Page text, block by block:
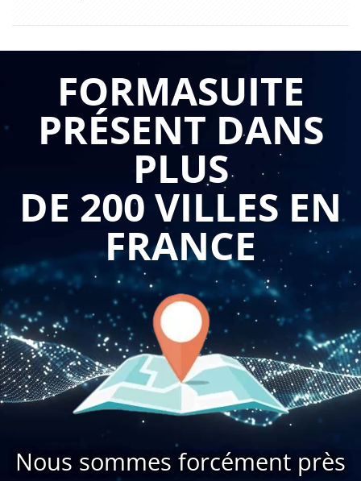
FORMASUITE
PRÉSENT DANS
PLUS
DE 200 VILLES EN
FRANCE
Nous sommes forcément près